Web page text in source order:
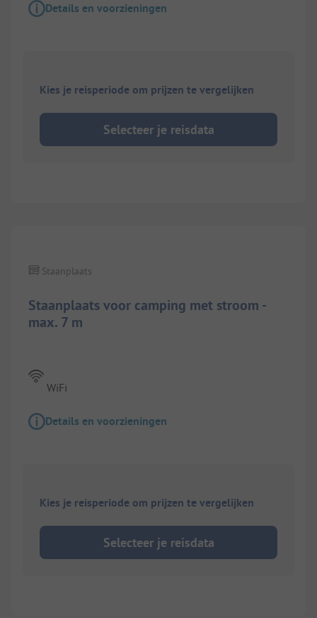
Details en voorzieningen
Kies je reisperiode om prijzen te vergelijken
Selecteer je reisdata
Staanplaats voor camping met stroom -
max. 7 m
Staanplaats
WiFi
Details en voorzieningen
Kies je reisperiode om prijzen te vergelijken
Selecteer je reisdata